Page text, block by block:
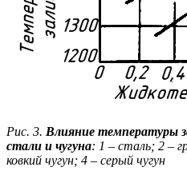
Рис. 3. Влияние температуры
стали и чугуна: 1 – сталь; 2 –
ковкий чугун; 4 – серый чугун